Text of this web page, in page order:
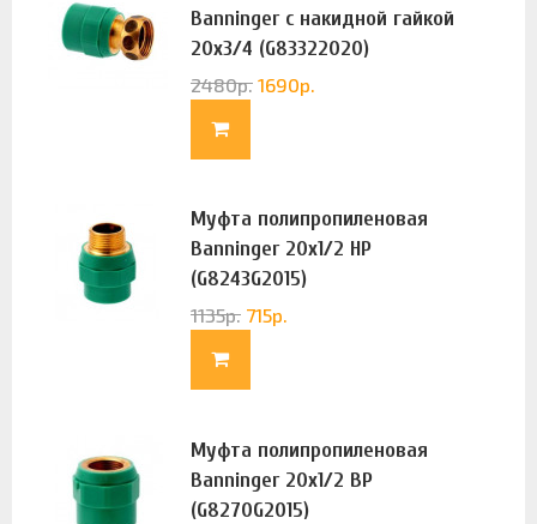
Banninger с накидной гайкой
20х3/4 (G83322020)
2480р. 1690р.
Муфта полипропиленовая
Banninger 20х1/2 НР
(G8243G2015)
1135р. 715р.
Муфта полипропиленовая
Banninger 20х1/2 ВР
(G8270G2015)